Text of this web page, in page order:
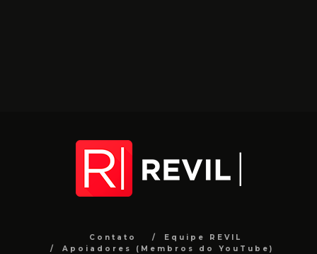
Contato
Equipe REVIL
Apoiadores (Membros do YouTube)